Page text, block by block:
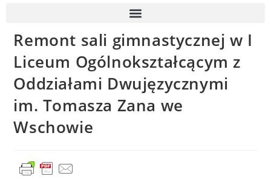
Remont sali gimnastycznej w I
Liceum Ogólnokształcącym z
Oddziałami Dwujęzycznymi
im. Tomasza Zana we
Wschowie